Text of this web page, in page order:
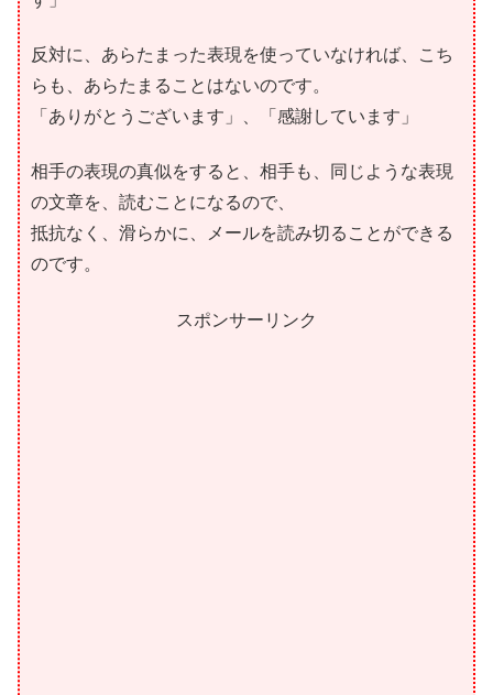
反対に、あらたまった表現を使っていなければ、こち
らも、あらたまることはないのです。
「ありがとうございます」、「感謝しています」
相手の表現の真似をすると、相手も、同じような表現
の文章を、読むことになるので、
抵抗なく、滑らかに、メールを読み切ることができる
のです。
スポンサーリンク